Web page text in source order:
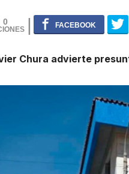
0
Chura advierte